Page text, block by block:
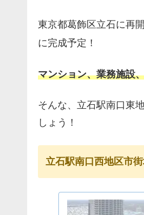
東京都葛飾区立石に再
に完成予定！
マンション、業務施設
そんな、立石駅南口東
しょう！
立石駅南口西地区市